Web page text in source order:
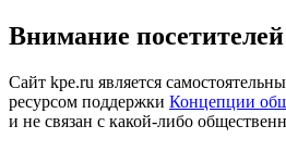
Внимание посетителей
Сайт kpe.ru является
ресурсом поддержки Концепции
и не связан с какой-либо